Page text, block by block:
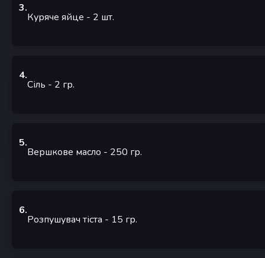
3.
Куряче яйце - 2 шт.
4.
Сіль - 2 гр.
5.
Вершкове масло - 250 гр.
6.
Розпушувач тіста - 15 гр.